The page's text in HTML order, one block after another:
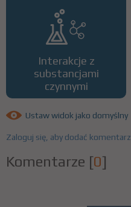
Interakcje z
substancjami
czynnymi
Ustaw widok jako domyślny
Zaloguj się, aby dodać komentarz
Komentarze [0]